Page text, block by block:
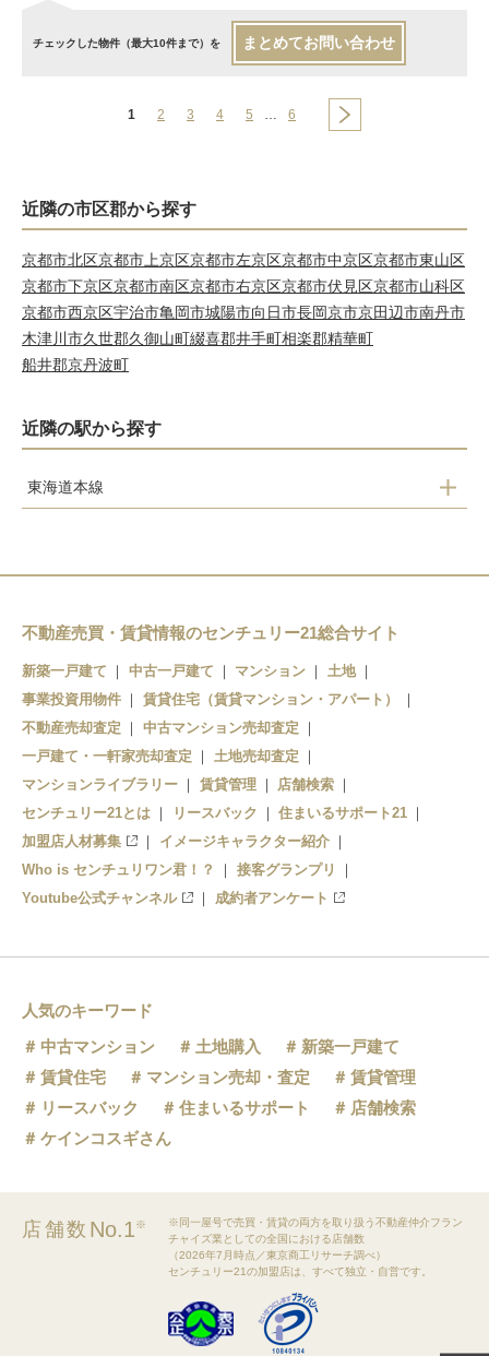
チェックした物件（最大10件まで）を まとめてお問い合わせ
1 2 3 4 5 … 6
近隣の市区郡から探す
京都市北区京都市上京区京都市左京区京都市中京区京都市東山区
京都市下京区京都市南区京都市右京区京都市伏見区京都市山科区
京都市西京区宇治市亀岡市城陽市向日市長岡京市京田辺市南丹市
木津川市久世郡久御山町綴喜郡井手町相楽郡精華町
船井郡京丹波町
近隣の駅から探す
東海道本線
長岡京
不動産売買・賃貸情報のセンチュリー21総合サイト
新築一戸建て 中古一戸建て マンション
土地
事業投資用物件
賃貸住宅（賃貸マンション・アパート）
不動産売却査定
中古マンション売却査定
一戸建て・一軒家売却査定
土地売却査定
マンションライブラリー
賃貸管理
店舗検索
センチュリー21とは
リースバック
住まいるサポート21
加盟店人材募集
イメージキャラクター紹介
Who is センチュリワン君！？
接客グランプリ
Youtube公式チャンネル
成約者アンケート
人気のキーワード
中古マンション
土地購入
新築一戸建て
賃貸住宅
マンション売却・査定
賃貸管理
リースバック
住まいるサポート
店舗検索
ケインコスギさん
店舗数 No.1※
※同一屋号で売買・賃貸の両方を取り扱う不動産仲介フラン
チャイズ業としての全国における店舗数
（2026年7月時点／東京商工リサーチ調べ）
センチュリー21の加盟店は、すべて独立・自営です。